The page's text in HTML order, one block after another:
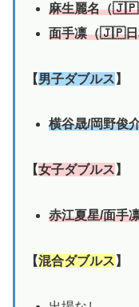
麻生麗名（🇯🇵
面手凛（🇯🇵日
【男子ダブルス 】
横谷晟/岡野俊
【女子ダブルス 】
赤江夏星/面手
【混合ダブルス 】